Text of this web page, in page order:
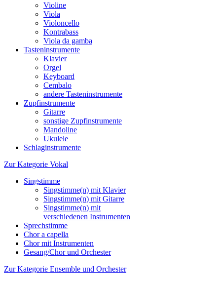
Violine
Viola
Violoncello
Kontrabass
Viola da gamba
Tasteninstrumente
Klavier
Orgel
Keyboard
Cembalo
andere Tasteninstrumente
Zupfinstrumente
Gitarre
sonstige Zupfinstrumente
Mandoline
Ukulele
Schlaginstrumente
Zur Kategorie Vokal
Singstimme
Singstimme(n) mit Klavier
Singstimme(n) mit Gitarre
Singstimme(n) mit
verschiedenen Instrumenten
Sprechstimme
Chor a capella
Chor mit Instrumenten
Gesang/Chor und Orchester
Zur Kategorie Ensemble und Orchester